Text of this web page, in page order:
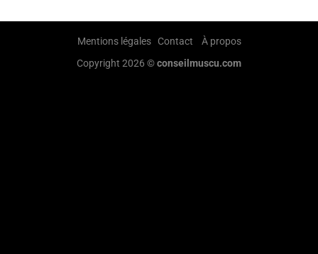
Mentions légales Contact
À propos
Copyright 2026 ©conseilmuscu.com